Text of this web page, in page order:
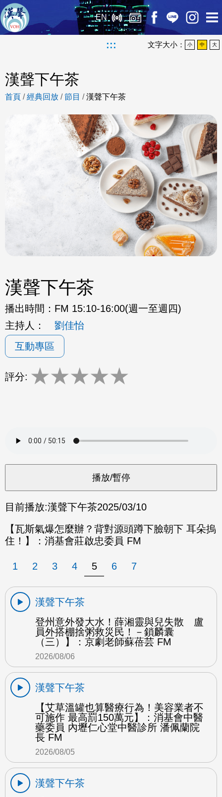
EN
::: 文字大小： 小 中 大
漢聲下午茶
首頁 /經典回放 /節目 /漢聲下午茶
漢聲下午茶
播出時間： FM 15:10-16:00(週一至週四)
主持人：
劉佳怡
互動專區
評分: ★★★★★
目前播放:漢聲下午茶2025/03/10
【瓦斯氣爆怎麼辦？背對源頭蹲下臉朝下 耳朵摀
住！】：消基會莊啟忠委員 FM
1 2 3 4 5 6 7
漢聲下午茶
登州意外發大水！薛湘靈與兒失散 盧
員外搭棚捨粥救災民！－鎖麟囊
（三）】：京劇老師蘇蓓芸 FM
2026/08/06
漢聲下午茶
【艾草溫罐也算醫療行為！美容業者不
可施作 最高罰150萬元】：消基會中醫
藥委員 內壢仁心堂中醫診所 潘佩蘭院
長 FM
2026/08/05
漢聲下午茶